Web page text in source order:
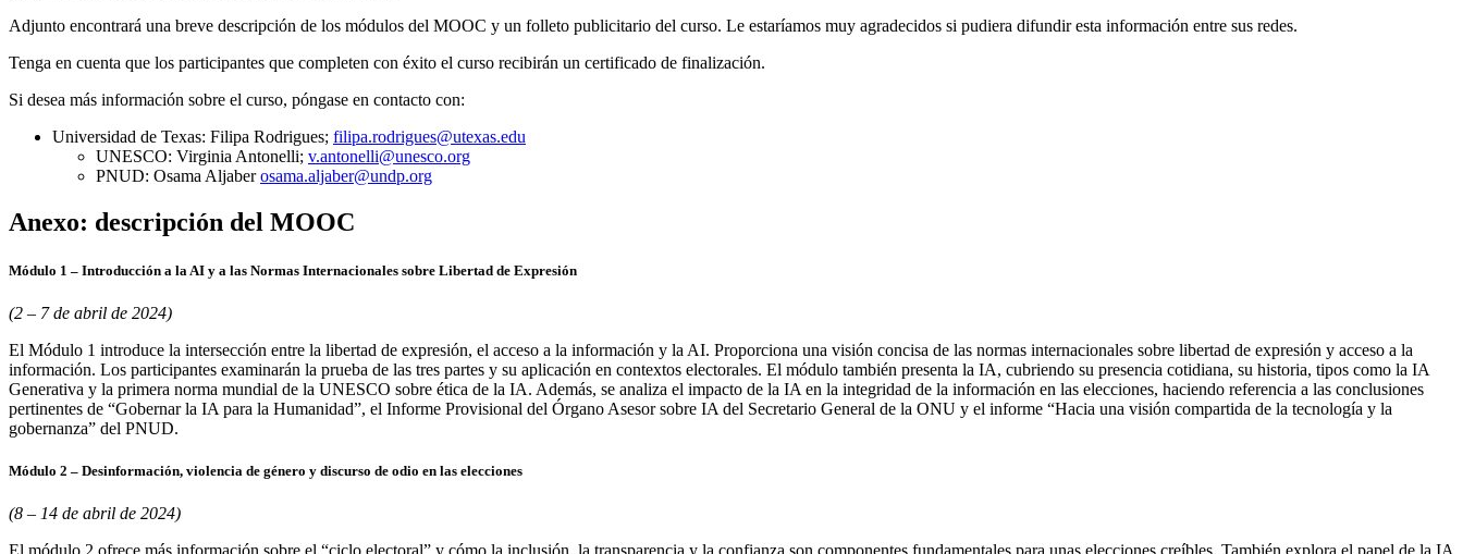
Adjunto encontrará una breve descripción de los módulos del MOOC y un folleto publicitario del curso. Le estaríamos muy agradecidos si pudiera difundir esta información entre sus redes.
Tenga en cuenta que los participantes que completen con éxito el curso recibirán un certificado de finalización.
Si desea más información sobre el curso, póngase en contacto con:
Universidad de Texas: Filipa Rodrigues; filipa.rodrigues@utexas.edu
UNESCO: Virginia Antonelli; v.antonelli@unesco.org
PNUD: Osama Aljaberosama.aljaber@undp.org
Anexo: descripción del MOOC
Módulo 1 – Introducción a la AI y a las Normas Internacionales sobre Libertad de Expresión
(2 – 7 de abril de 2024)
El Módulo 1 introduce la intersección entre la libertad de expresión, el acceso a la información y la AI. Proporciona una visión concisa de las normas internacionales sobre libertad de expresión y acceso a la
información. Los participantes examinarán la prueba de las tres partes y su aplicación en contextos electorales. El módulo también presenta la IA, cubriendo su presencia cotidiana, su historia, tipos como la IA
Generativa y la primera norma mundial de la UNESCO sobre ética de la IA. Además, se analiza el impacto de la IA en la integridad de la información en las elecciones, haciendo referencia a las conclusiones
pertinentes de “Gobernar la IA para la Humanidad”, el Informe Provisional del Órgano Asesor sobre IA del Secretario General de la ONU y el informe “Hacia una visión compartida de la tecnología y la
gobernanza” del PNUD.
Módulo 2 – Desinformación, violencia de género y discurso de odio en las elecciones
(8 – 14 de abril de 2024)
El módulo 2 ofrece más información sobre el “ciclo electoral” y cómo la inclusión, la transparencia y la confianza son componentes fundamentales para unas elecciones creíbles. También explora el papel de la IA